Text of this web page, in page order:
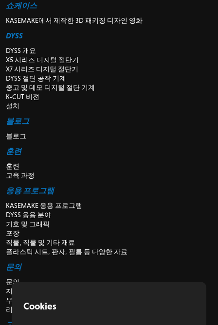
쇼케이스
KASEMAKE에서 제작한 3D 패키징 디자인 영화
DYSS
DYSS 개요
X5 시리즈 디지털 절단기
X7 시리즈 디지털 절단기
DYSS 절단 공작 기계
중고 및 데모 디지털 절단 기계
K-CUT 비젼
설치
블로그
블로그
훈련
훈련
교육 과정
응용 프로그램
KASEMAKE 응용 프로그램
DYSS 응용 분야
기호 및 그래픽
포장
직물, 직물 및 기타 재료
플라스틱 시트, 판자, 필름 등 다양한 자료
문의
문의
지원
우리에 관해서
리셀러의 경우
Cookies